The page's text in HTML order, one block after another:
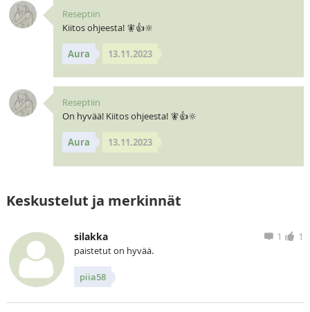
Reseptiin
Kiitos ohjeesta! 🧚👍🔆
Aura 13.11.2023
Reseptiin
On hyvää! Kiitos ohjeesta! 🧚👍🔆
Aura 13.11.2023
Keskustelut ja merkinnät
silakka 1
1
paistetut on hyvää.
piia58